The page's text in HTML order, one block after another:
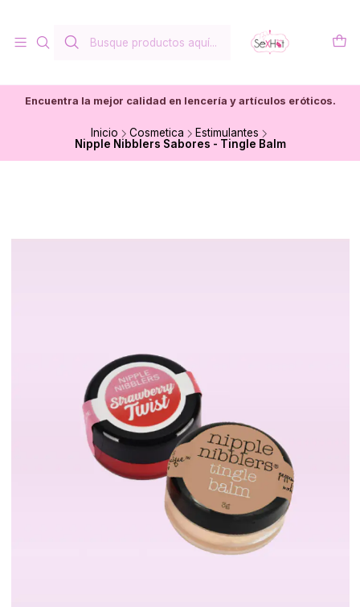
Encuentra la mejor calidad en lencería y artículos eróticos.
Inicio Cosmetica
Estimulantes
Nipple Nibblers Sabores - Tingle Balm